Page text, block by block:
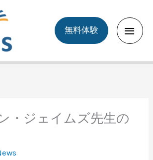
Main
無料体験
・ジェイムズ先生の